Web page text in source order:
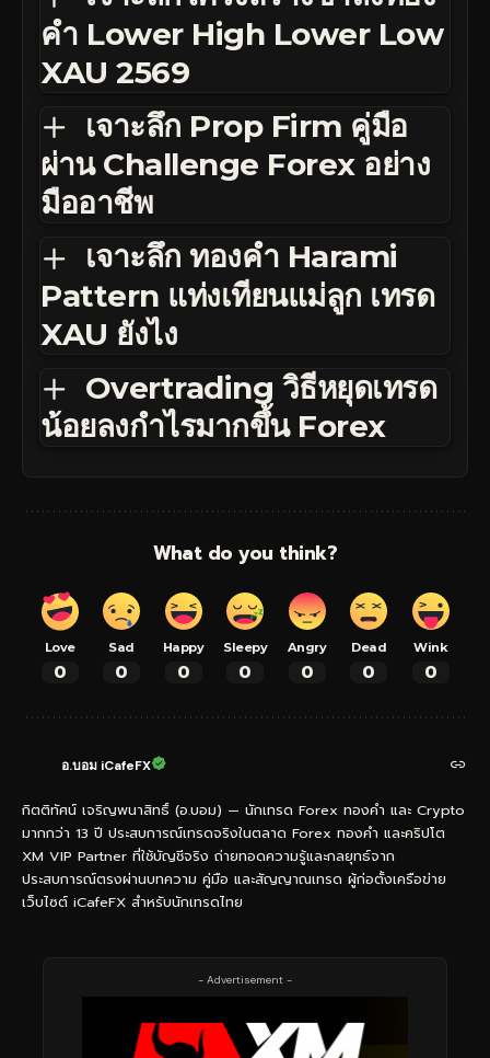
คำ Lower High Lower Low
XAU 2569
เจาะลึก Prop Firm คู่มือ
ผ่าน Challenge Forex อย่าง
มืออาชีพ
เจาะลึก ทองคำ Harami
Pattern แท่งเทียนแม่ลูก เทรด
XAU ยังไง
Overtrading วิธีหยุดเทรด
น้อยลงกำไรมากขึ้น Forex
What do you think?
Love
0
Sad
0
Happy
0
Sleepy
0
Angry
0
Dead
0
Wink
0
อ.บอม iCafeFX
กิตติทัศน์ เจริญพนาสิทธิ์ (อ.บอม) — นักเทรด Forex ทองคำ และ Crypto
มากกว่า 13 ปี ประสบการณ์เทรดจริงในตลาด Forex ทองคำ และคริปโต
XM VIP Partner ที่ใช้บัญชีจริง ถ่ายทอดความรู้และกลยุทธ์จาก
ประสบการณ์ตรงผ่านบทความ คู่มือ และสัญญาณเทรด ผู้ก่อตั้งเครือข่าย
เว็บไซต์ iCafeFX สำหรับนักเทรดไทย
- Advertisement -